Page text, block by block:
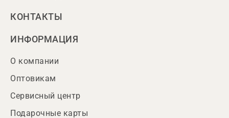
КОНТАКТЫ
ИНФОРМАЦИЯ
О компании
Оптовикам
Сервисный центр
Подарочные карты